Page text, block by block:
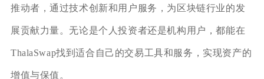
推动者，通过技术创新和用户服务，为区块链行业的发
展贡献力量。无论是个人投资者还是机构用户，都能在
ThalaSwap找到适合自己的交易工具和服务，实现资产的
增值与保值。